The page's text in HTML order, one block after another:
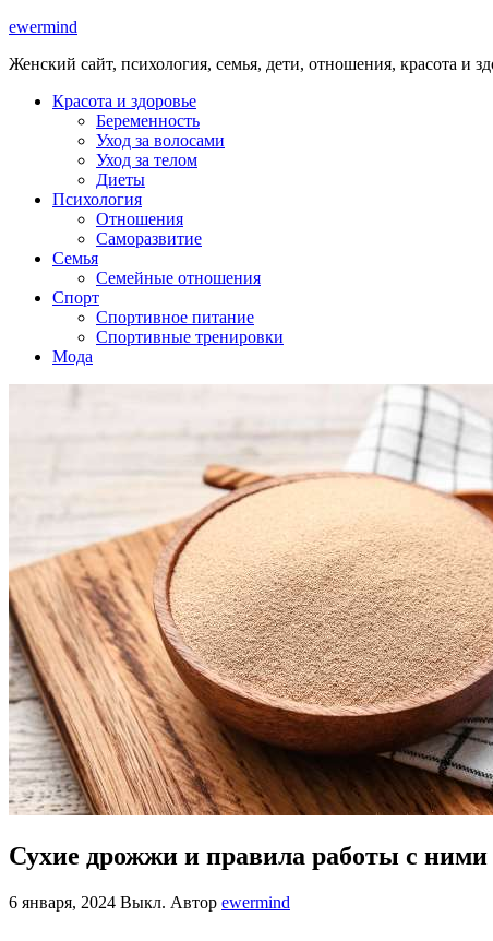
ewermind
Женский сайт, психология, семья, дети, отношения, красота и
Красота и здоровье
Беременность
Уход за волосами
Уход за телом
Диеты
Психология
Отношения
Саморазвитие
Семья
Семейные отношения
Спорт
Спортивное питание
Спортивные тренировки
Мода
Сухие дрожжи и правила работы с ними
6 января, 2024 Выкл. Автор ewermind